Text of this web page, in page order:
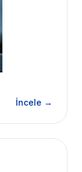
İncele →